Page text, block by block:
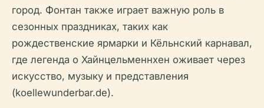
город. Фонтан также играет важную роль в
сезонных праздниках, таких как
рождественские ярмарки и Кёльнский карнавал,
где легенда о Хайнцельменнхен оживает через
искусство, музыку и представления
(koellewunderbar.de).